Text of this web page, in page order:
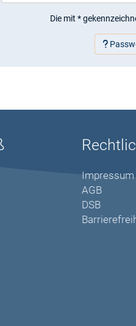
Die mit *
Impressum
AGB
DSB